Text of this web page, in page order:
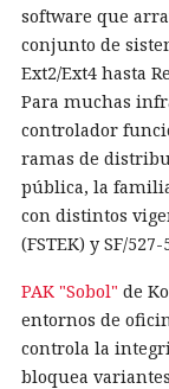
software que
conjunto de
Ext2/Ext4 hasta
Para muchas
controlador
ramas de
pública, la familia
con distintos
(FSTEK) y SF/
PAK "Sobol" de
entornos de
controla la
bloquea